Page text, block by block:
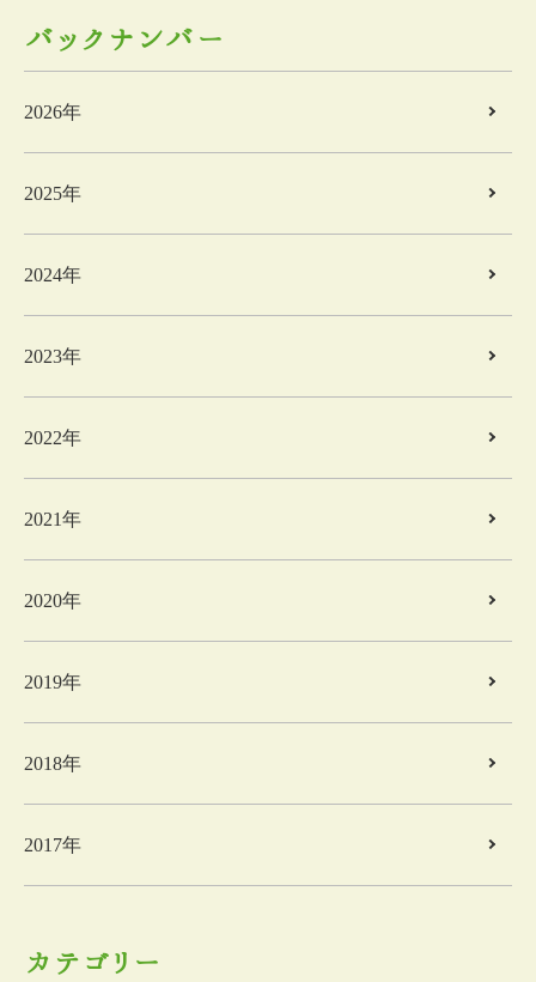
バックナンバー
2026年
2025年
2024年
2023年
2022年
2021年
2020年
2019年
2018年
2017年
カテゴリー